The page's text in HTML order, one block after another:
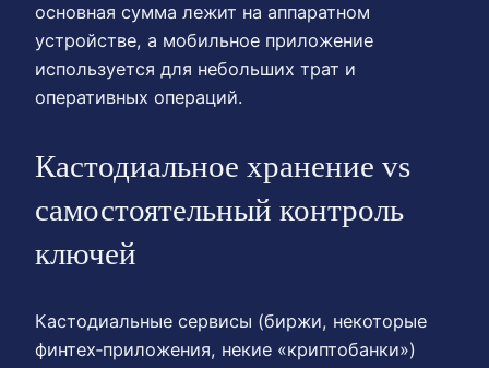
основная сумма лежит на аппаратном
устройстве, а мобильное приложение
используется для небольших трат и
оперативных операций.
Кастодиальное хранение vs
самостоятельный контроль
ключей
Кастодиальные сервисы (биржи, некоторые
финтех‑приложения, некие «криптобанки»)